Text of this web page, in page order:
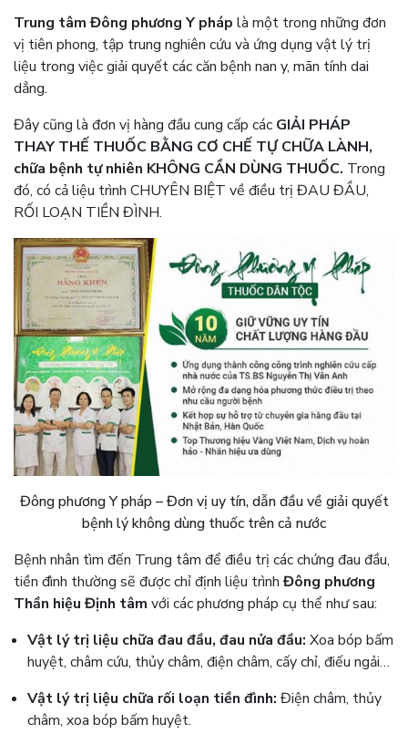
Trung tâm Đông phương Y pháp là một trong những đơn
vị tiên phong, tập trung nghiên cứu và ứng dụng vật lý trị
liệu trong việc giải quyết các căn bệnh nan y, mãn tính dai
dẳng.
Đây cũng là đơn vị hàng đầu cung cấp các GIẢI PHÁP
THAY THẾ THUỐC BẰNG CƠ CHẾ TỰ CHỮA LÀNH,
chữa bệnh tự nhiên KHÔNG CẦN DÙNG THUỐC. Trong
đó, có cả liệu trình CHUYÊN BIỆT về điều trị ĐAU ĐẦU,
RỐI LOẠN TIỀN ĐÌNH.
Đông phương Y pháp – Đơn vị uy tín, dẫn đầu về giải quyết
bệnh lý không dùng thuốc trên cả nước
Bệnh nhân tìm đến Trung tâm để điều trị các chứng đau đầu,
tiền đình thường sẽ được chỉ định liệu trìnhĐông phương
Thần hiệu Định tâm với các phương pháp cụ thể như sau:
Vật lý trị liệu chữa đau đầu, đau nửa đầu: Xoa bóp bấm
huyệt, châm cứu, thủy châm, điện châm, cấy chỉ, điếu ngải…
Vật lý trị liệu chữa rối loạn tiền đình: Điện châm, thủy
châm, xoa bóp bấm huyệt.